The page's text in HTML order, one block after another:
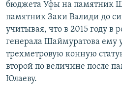
бюджета Уфы на памятник
памятник Заки Валиди до
учитывая, что в 2015 году в
генерала Шаймуратова ему
трехметровую конную
второй по величине после
Юлаеву.